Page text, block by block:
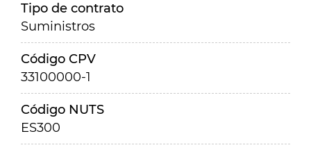
Tipo de contrato
Suministros
Código CPV
33100000-1
Código NUTS
ES300